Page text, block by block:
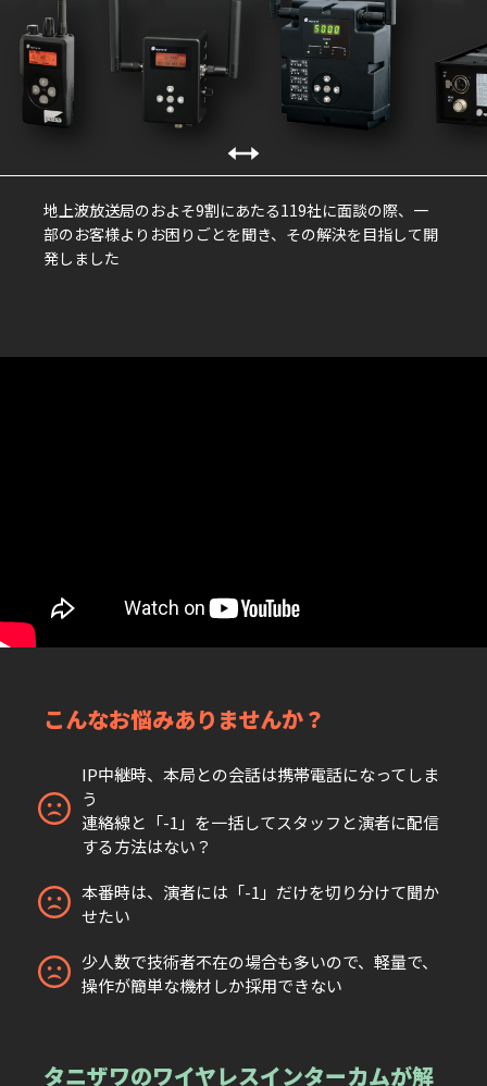
地上波放送局のおよそ9割にあたる119社に⾯談の際、⼀
部のお客様よりお困りごとを聞き、その解決を⽬指して開
発しました
こんなお悩みありませんか？
IP中継時、本局との会話は携帯電話になってしま
う
連絡線と「-1」を一括してスタッフと演者に配信
する方法はない？
本番時は、演者には「-1」だけを切り分けて聞か
せたい
少人数で技術者不在の場合も多いので、軽量で、
操作が簡単な機材しか採用できない
タニザワのワイヤレスインターカムが解